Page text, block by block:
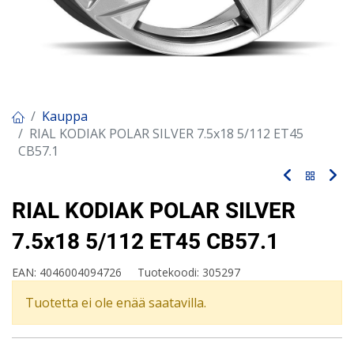
Kauppa
RIAL KODIAK POLAR SILVER 7.5x18 5/112 ET45
CB57.1
RIAL KODIAK POLAR SILVER
7.5x18 5/112 ET45 CB57.1
EAN: 4046004094726 Tuotekoodi: 305297
Tuotetta ei ole enää saatavilla.